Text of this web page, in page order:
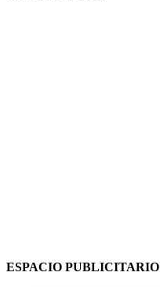
ESPACIO PUBLICITARIO